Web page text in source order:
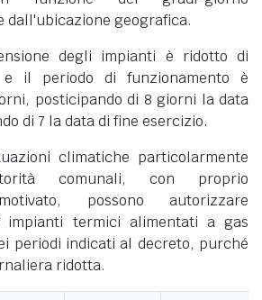
dall'ubicazione geografica.
degli impianti è ridotto di
il periodo di funzionamento è
posticipando di 8 giorni la data
di 7 la data di fine esercizio.
climatiche particolarmente
comunali, con proprio
possono autorizzare
impianti termici alimentati a gas
periodi indicati al decreto, purché
ridotta.